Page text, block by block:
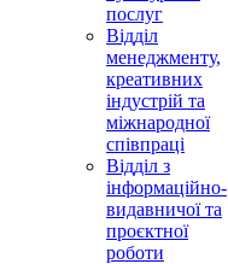
послуг
Відділ
менеджменту,
креативних
індустрій та
міжнародної
співпраці
Відділ з
інформаційно-
видавничої та
проєктної
роботи